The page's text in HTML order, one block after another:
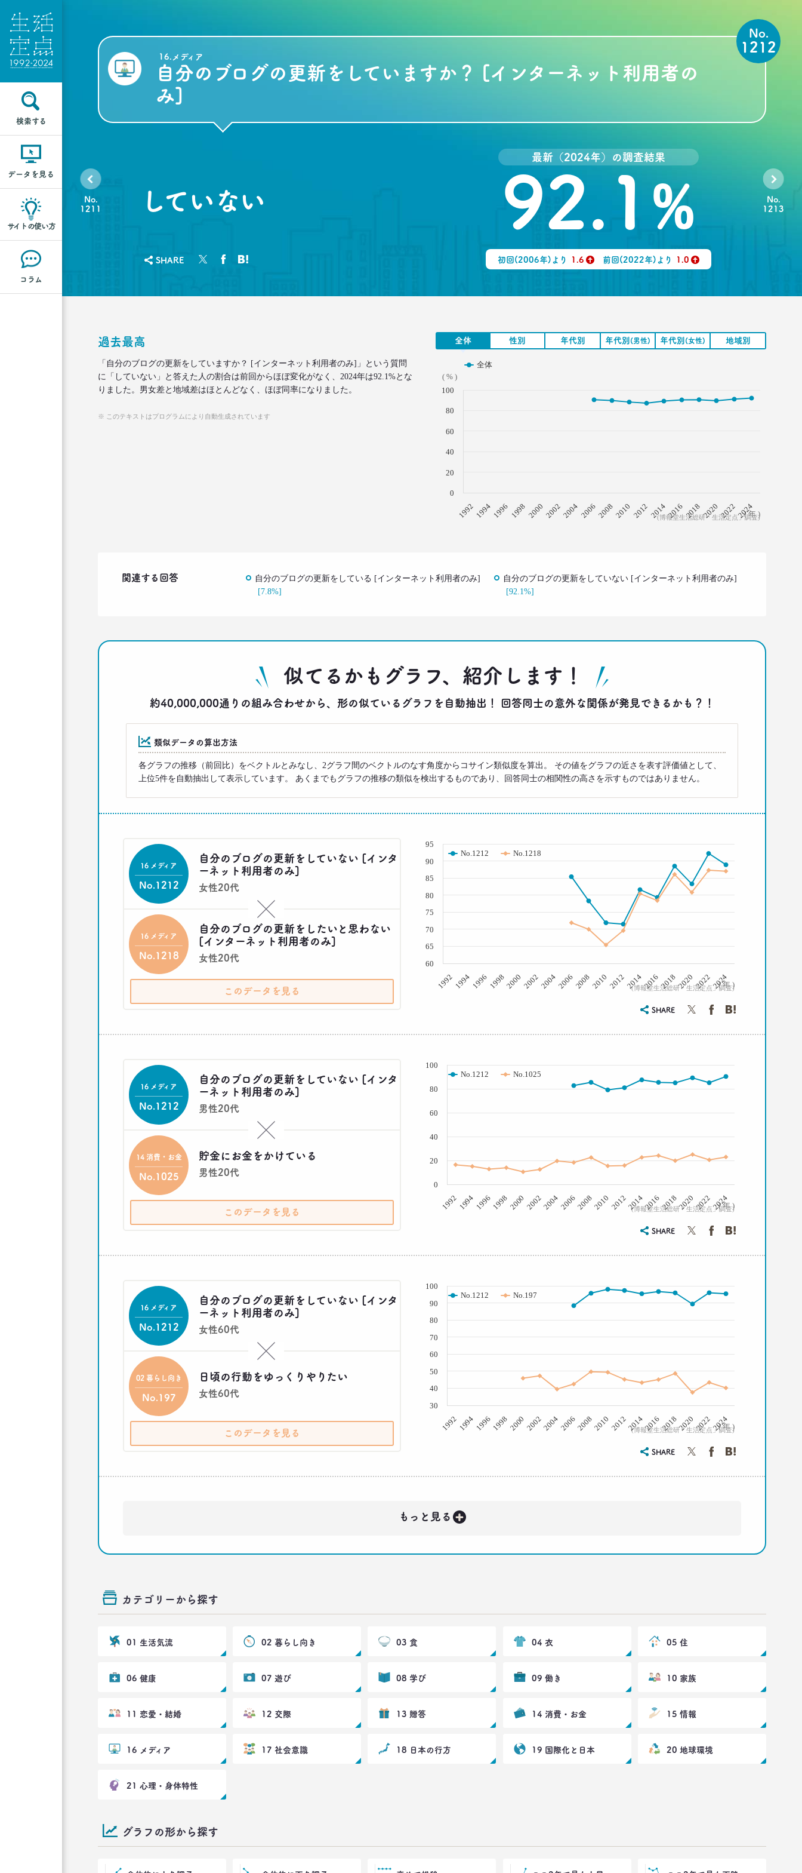
検索する
データを見る
サイトの使い方
コラム
16.メディア
自分のブログの更新をしていますか？ [インターネット利用者の
み]
No.
1212
していない
最新（2024年）の調査結果
92.1 %
初回(2006年)より
1.6
↑
前回(2022年)より
1.0
↑
SHARE
No.
1211
No.
1213
全体 性別 年代別 年代別 (男性) 年代別 (女性) 地域別
( 年 )
( % )
(博報堂生活総研「生活定点」調査)
全体
1992 1994 1996 1998 2000 20022004 200620082010 2012 20142016 2018202020222024
0
20
40
60
80
100
過去最高
「自分のブログの更新をしていますか？ [インターネット利用者のみ]」という質問
に「していない」と答えた人の割合は前回からほぼ変化がなく、2024年は92.1%とな
りました。男女差と地域差はほとんどなく、ほぼ同率になりました。
※ このテキストはプログラムにより自動生成されています
関連する回答
自分のブログの更新をしている [インターネット利用者のみ]
[7.8%]
自分のブログの更新をしていない [インターネット利用者のみ]
[92.1%]
似てるかもグラフ、紹介します！
約40,000,000通りの組み合わせから、形の似ているグラフを自動抽出！ 回答同士の意外な関係が発見できるかも？！
類似データの算出方法
各グラフの推移（前回比）をベクトルとみなし、2グラフ間のベクトルのなす角度からコサイン類似度を算出。 その値をグラフの近さを表す評価値として、
上位5件を自動抽出して表示しています。 あくまでもグラフの推移の類似を検出するものであり、回答同士の相関性の高さを示すものではありません。
自分のブログの更新をしていない [インタ
ーネット利用者のみ]
女性20代
16 メディア
No.1212
自分のブログの更新をしたいと思わない
[インターネット利用者のみ]
女性20代
16 メディア
No.1218
このデータを見る
( 年 )
(博報堂生活総研「生活定点」調査)
No.1212 No.1218
1992 1994 1996 19982000 20022004200620082010 2012201420162018202020222024
70
75
80
85
90
95
60
65
SHARE
自分のブログの更新をしていない [インタ
ーネット利用者のみ]
男性20代
16 メディア
No.1212
貯金にお金をかけている
男性20代
14 消費・お金
No.1025
このデータを見る
( 年 )
(博報堂生活総研「生活定点」調査)
No.1212 No.1025
1992 1994 199619982000 20022004200620082010 2012201420162018202020222024
80
0
20
40
60
100
SHARE
自分のブログの更新をしていない [インタ
ーネット利用者のみ]
女性60代
16 メディア
No.1212
日頃の行動をゆっくりやりたい
女性60代
02 暮らし向き
No.197
このデータを見る
( 年 )
(博報堂生活総研「生活定点」調査)
No.1212 No.197
1992 1994 199619982000 20022004200620082010 2012201420162018202020222024
90
100
30
40
50
60
70
80
SHARE
もっと見る +
カテゴリーから探す
01 生活気流 02 暮らし向き 03 食 04 衣 05 住
06 健康 07 遊び 08 学び 09 働き 10 家族
11 恋愛・結婚 12 交際 13 贈答 14 消費・お金 15 情報
16 メディア 17 社会意識 18 日本の行方 19 国際化と日本 20 地球環境
21 心理・身体特性
グラフの形から探す